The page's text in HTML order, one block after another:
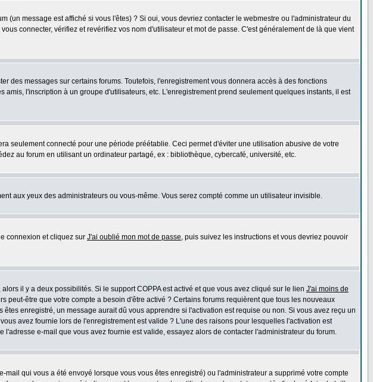
(un message est affiché si vous l'êtes) ? Si oui, vous devriez contacter le webmestre ou l'administrateur du
connecter, vérifiez et revérifiez vos nom d'utilisateur et mot de passe. C'est généralement de là que vient
des messages sur certains forums. Toutefois, l'enregistrement vous donnera accès à des fonctions
l'inscription à un groupe d'utilisateurs, etc. L'enregistrement prend seulement quelques instants, il est
seulement connecté pour une période préétablie. Ceci permet d'éviter une utilisation abusive de votre
au forum en utilisant un ordinateur partagé, ex : bibliothèque, cybercafé, université, etc.
aux yeux des administrateurs ou vous-même. Vous serez compté comme un utilisateur invisible.
connexion et cliquez sur J'ai oublié mon mot de passe, puis suivez les instructions et vous devriez pouvoir
il y a deux possibilités. Si le support COPPA est activé et que vous avez cliqué sur le lien J'ai moins de
être que votre compte a besoin d'être activé ? Certains forums requièrent que tous les nouveaux
enregistré, un message aurait dû vous apprendre si l'activation est requise ou non. Si vous avez reçu un
avez fournie lors de l'enregistrement est valide ? L'une des raisons pour lesquelles l'activation est
e-mail que vous avez fournie est valide, essayez alors de contacter l'administrateur du forum.
qui vous a été envoyé lorsque vous vous êtes enregistré) ou l'administrateur a supprimé votre compte